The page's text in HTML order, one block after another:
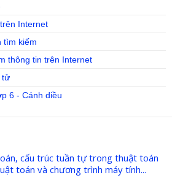
Internet
tìm kiếm
thông tin trên Internet
tử
6 - Cánh diều
cấu trúc tuần tự trong thuật toán
toán và chương trình máy tính...